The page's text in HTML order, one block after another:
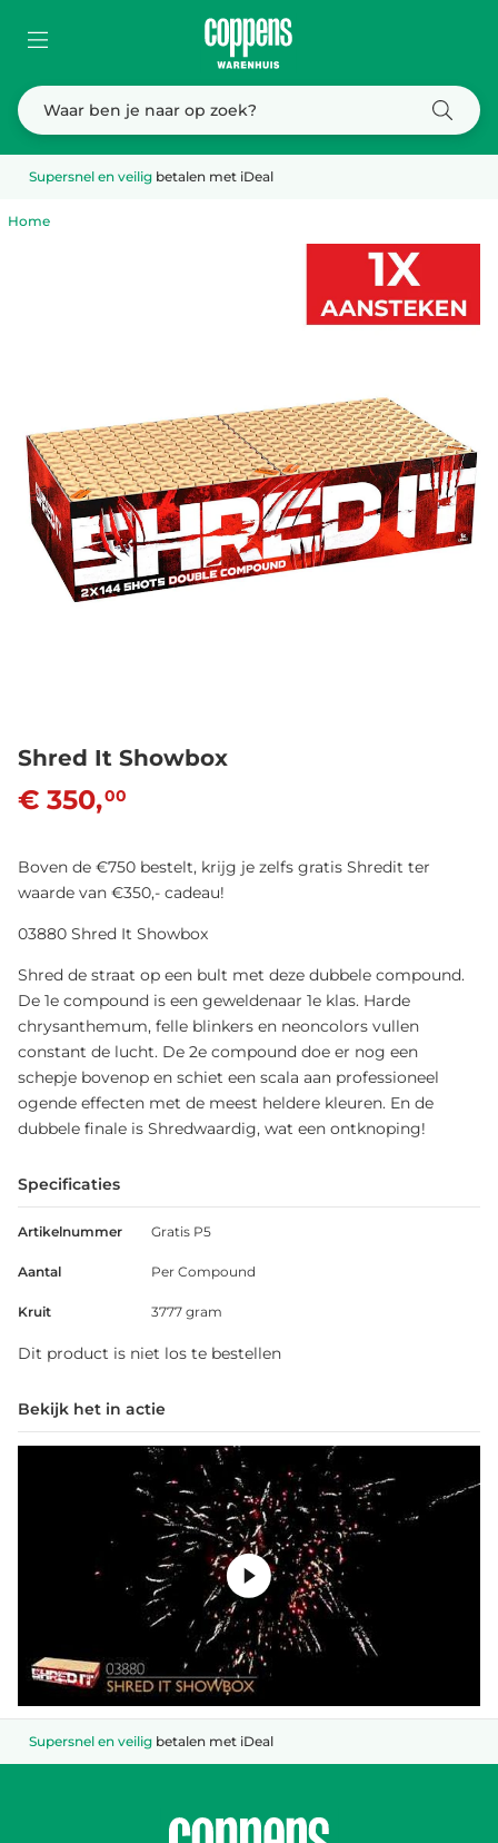
Supersnel en veilig betalen met iDeal
Home
Shred It Showbox
€ 350,00
Boven de €750 bestelt, krijg je zelfs gratis Shredit ter
waarde van €350,- cadeau!
03880 Shred It Showbox
Shred de straat op een bult met deze dubbele compound.
De 1e compound is een geweldenaar 1e klas. Harde
chrysanthemum, felle blinkers en neoncolors vullen
constant de lucht. De 2e compound doe er nog een
schepje bovenop en schiet een scala aan professioneel
ogende effecten met de meest heldere kleuren. En de
dubbele finale is Shredwaardig, wat een ontknoping!
Specificaties
Artikelnummer Gratis P5
Aantal Per Compound
Kruit 3777 gram
Dit product is niet los te bestellen
Bekijk het in actie
Supersnel en veilig betalen met iDeal